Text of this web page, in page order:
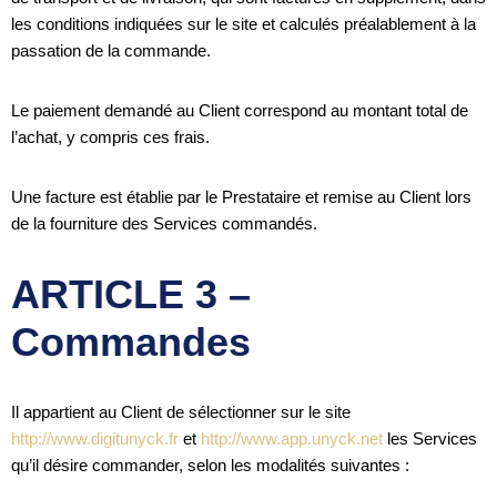
les conditions indiquées sur le site et calculés préalablement à la
passation de la commande.
Le paiement demandé au Client correspond au montant total de
l’achat, y compris ces frais.
Une facture est établie par le Prestataire et remise au Client lors
de la fourniture des Services commandés.
ARTICLE 3 –
Commandes
Il appartient au Client de sélectionner sur le site
http://www.digitunyck.fr et http://www.app.unyck.net les Services
qu’il désire commander, selon les modalités suivantes :